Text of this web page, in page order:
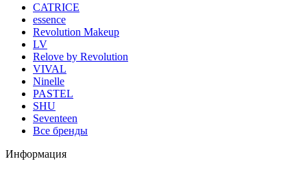
CATRICE
essence
Revolution Makeup
LV
Relove by Revolution
VIVAL
Ninelle
PASTEL
SHU
Seventeen
Все бренды
Информация